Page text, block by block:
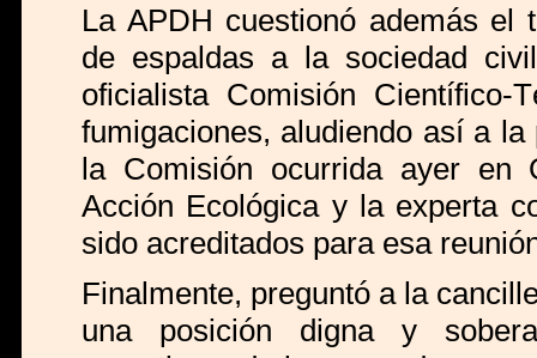
La APDH cuestionó además el
de espaldas a la sociedad
oficialista Comisión
fumigaciones, aludiendo así a
la Comisión ocurrida ayer en
Acción Ecológica y la experta
sido acreditados para esa
Finalmente, preguntó a la
una posición digna y